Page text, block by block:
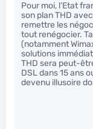
Pour moi, l’Etat
son plan THD
remettre les
tout renégocier.
(notamment
solutions
THD sera peut-
DSL dans 15 ans
devenu illusoire